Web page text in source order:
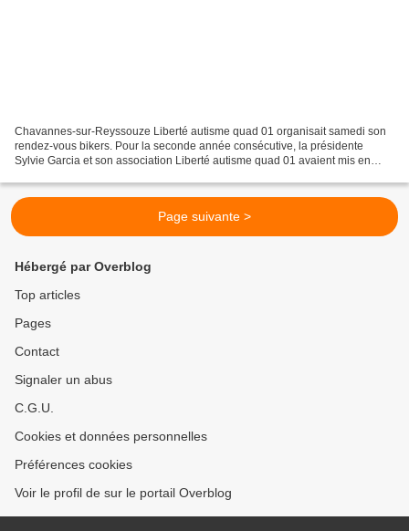
Chavannes-sur-Reyssouze Liberté autisme quad 01 organisait samedi son
rendez-vous bikers. Pour la seconde année consécutive, la présidente
Sylvie Garcia et son association Liberté autisme quad 01 avaient mis en
Page suivante >
Hébergé par Overblog
Top articles
Pages
Contact
Signaler un abus
C.G.U.
Cookies et données personnelles
Préférences cookies
Voir le profil de sur le portail Overblog